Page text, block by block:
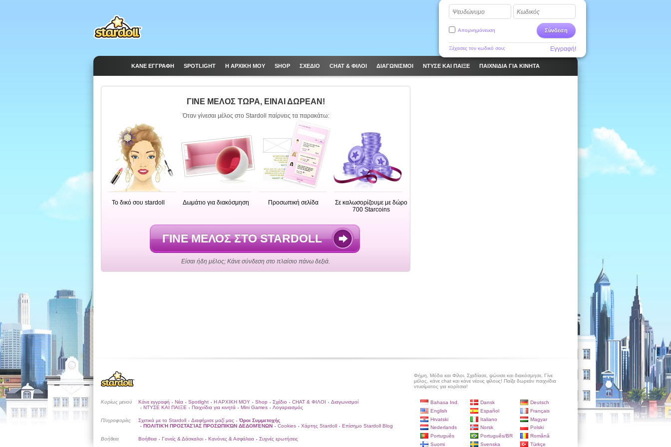
Ψευδώνυμο Κωδικός
Σύνδεση
Απομνημόνευση
Ξέχασες τον κωδικό σου; Εγγραφή!
ΚΆΝΕ ΕΓΓΡΑΦΉ SPOTLIGHT Η ΑΡΧΙΚΗ ΜΟΥ SHOP ΣΧΈΔΙΟ CHAT & ΦΙΛΟΙ ΔΙΑΓΩΝΙΣΜΟΊ ΝΤΥΣΕ ΚΑΙ ΠΑΙΞΕ ΠΑΙΧΝΊΔΙΑ ΓΙΑ ΚΙΝΗΤΆ
ΓΙΝΕ ΜΕΛΟΣ ΤΩΡΑ, ΕΙΝΑΙ ΔΩΡΕΑΝ!
Όταν γίνεσαι μέλος στο Stardoll παίρνεις τα παρακάτω:
Το δικό σου stardoll Δωμάτιο για διακόσμηση Προσωπική σελίδα
Σε καλωσορίζουμε με δώρο
700 Starcoins
ΓΙΝΕ ΜΕΛΟΣ ΣΤΟ STARDOLL
Είσαι ήδη μέλος; Κάνε σύνδεση στο πλαίσιο πάνω δεξιά.
Φήμη, Μόδα και Φίλοι. Σχεδίασε, ψώνισε και διακόσμησε. Γίνε
μέλος, κάνε chat και κάνε νέους φίλους! Παίξε δωρεάν παιχνίδια
ντυσίματος για κορίτσια!
Κυρίως μενού Κάνε εγγραφή • Νέα • Spotlight • Η ΑΡΧΙΚΗ ΜΟΥ • Shop • Σχέδιο • CHAT & ΦΙΛΟΙ • Διαγωνισμοί
• ΝΤΥΣΕ ΚΑΙ ΠΑΙΞΕ • Παιχνίδια για κινητά • Mini Games • Λογαριασμός
Πληροφορίες Σχετικά με το Stardoll • Διαφήμισε μαζί μας • Όροι Συμμετοχής
• ΠΟΛΙΤΙΚΉ ΠΡΟΣΤΑΣΊΑΣ ΠΡΟΣΩΠΙΚΏΝ ΔΕΔΟΜΈΝΩΝ • Cookies • Χάρτης Stardoll • Επίσημο Stardoll Blog
Βοήθεια Βοήθεια • Γονείς & Δάσκαλοι • Κανόνες & Ασφάλεια • Συχνές ερωτήσεις
Bahasa Ind. Dansk
Deutsch
English
Español
Français
Hrvatski
Italiano
Magyar
Nederlands
Norsk
Polski
Português
Português/BR
Română
Suomi
Svenska Türkçe